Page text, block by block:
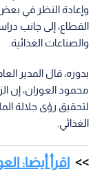
وإعادة النظر في
القطاع، إلى جانب
والصناعات الغذائية.
بدوره، قال المدير
محمود العوران، إن
لتحقيق رؤى جلالة
الغذائي.
اقرأ أيضا: